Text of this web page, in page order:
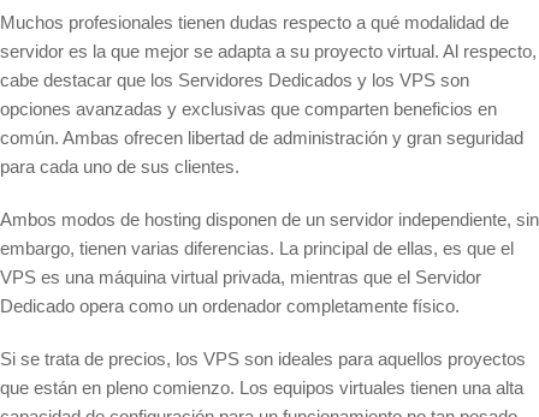
Muchos profesionales tienen dudas respecto a qué modalidad de
servidor es la que mejor se adapta a su proyecto virtual. Al respecto,
cabe destacar que los Servidores Dedicados y los VPS son
opciones avanzadas y exclusivas que comparten beneficios en
común. Ambas ofrecen libertad de administración y gran seguridad
para cada uno de sus clientes.
Ambos modos de hosting disponen de un servidor independiente, sin
embargo, tienen varias diferencias. La principal de ellas, es que el
VPS es una máquina virtual privada, mientras que el Servidor
Dedicado opera como un ordenador completamente físico.
Si se trata de precios, los VPS son ideales para aquellos proyectos
que están en pleno comienzo. Los equipos virtuales tienen una alta